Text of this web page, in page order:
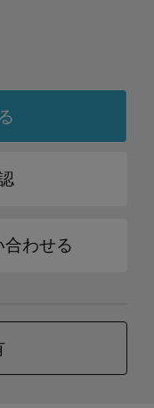
合わせる